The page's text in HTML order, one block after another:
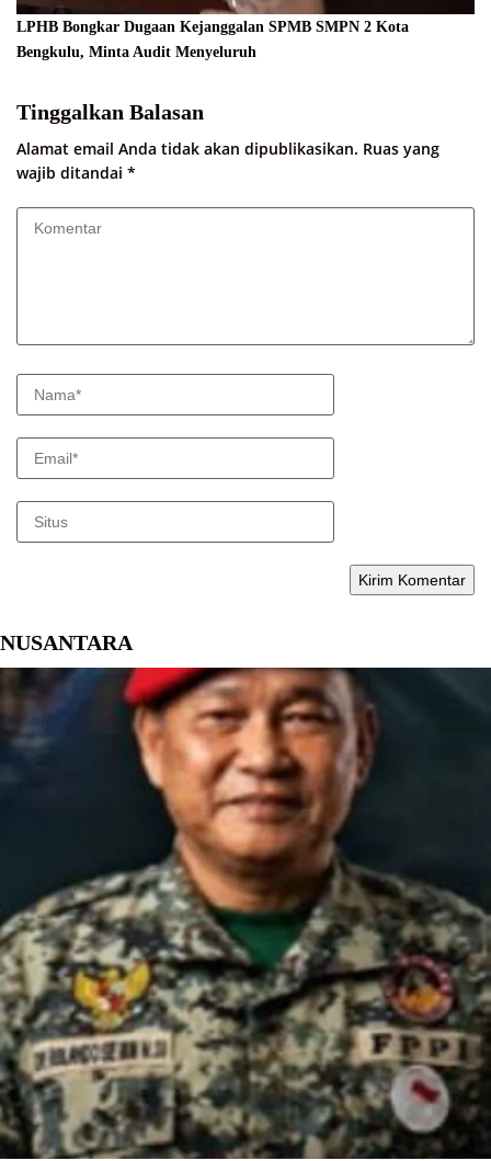
LPHB Bongkar Dugaan Kejanggalan SPMB SMPN 2 Kota
Bengkulu, Minta Audit Menyeluruh
Tinggalkan Balasan
Alamat email Anda tidak akan dipublikasikan. Ruas yang
wajib ditandai *
NUSANTARA